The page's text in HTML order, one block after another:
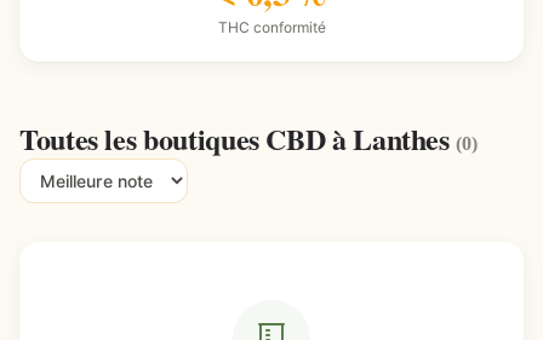
THC conformité
Toutes les boutiques CBD à Lanthes(0)